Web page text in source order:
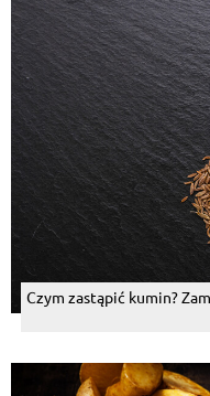
Czym zastąpić kumin?